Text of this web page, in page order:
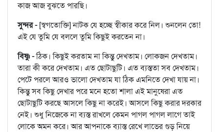
কাজ আজ বুঝতে পারছি।
সুন্দর -[স্বগতোক্তি] নাটক যে হচ্ছে স্বীকার করে নিল। শুনলেন তো!
এই যে তুমি যে বললে তুমি কিছুই করতেন না।
বিষ্ণু -ঠিক। কিছুই করতাম না কিন্তু দেখতাম। লোকজন দেখতাম।
তারা কী করে দেখতাম। এত ছোটাছুটি। এত ব্যস্ততা সব দেখতাম।
পেটে পরলে আরও ভালো দেখতাম যা ঠিক এমনিতে দেখা যায় না।
কিন্তু সব কিছু দেখার পরে মনে হতো শালা এই মানুষেরা এত
ছোটাছুটি করছে আসলে কিছু না করেই। আসলে কিছু করার দরকার
নেই। শুধু নিজেকে না ব্যস্ত রাখলে কেমন পাগল পাগল লাগে তাই
লোকে অমন করে। আর আপনাকে ব্যাস্ত রেখে লাভের গুড় নিয়ে